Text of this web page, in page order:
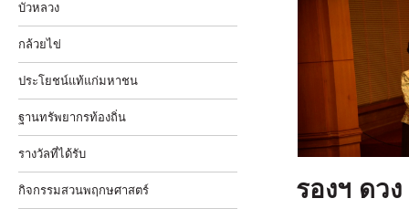
รองฯ ดว
บัวหลวง
กล้วยไข่
ประโยชน์แท้แก่มหาชน
ฐานทรัพยากรท้องถิ่น
รางวัลที่ได้รับ
กิจกรรมสวนพฤกษศาสตร์